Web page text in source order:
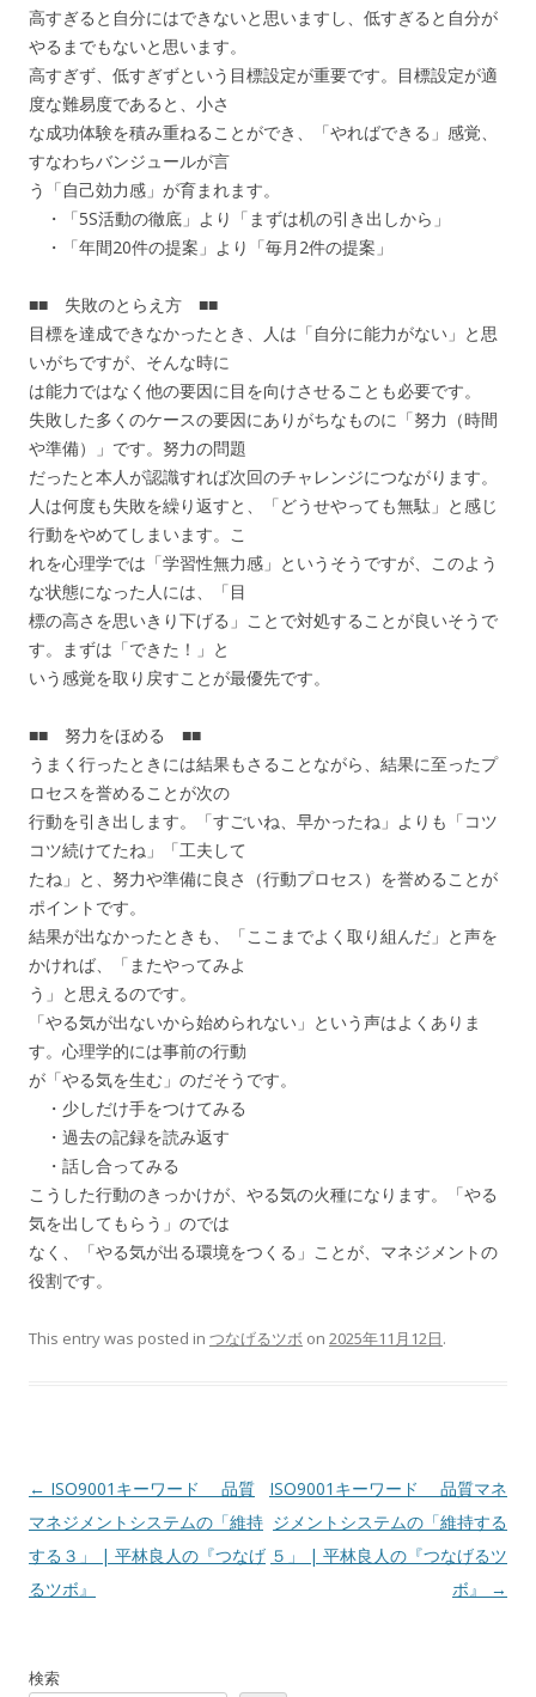
高すぎると自分にはできないと思いますし、低すぎると自分が
やるまでもないと思います。
高すぎず、低すぎずという目標設定が重要です。目標設定が適
度な難易度であると、小さ
な成功体験を積み重ねることができ、「やればできる」感覚、
すなわちバンジュールが言
う「自己効力感」が育まれます。
・「5S活動の徹底」より「まずは机の引き出しから」
・「年間20件の提案」より「毎月2件の提案」
■■ 失敗のとらえ方 ■■
目標を達成できなかったとき、人は「自分に能力がない」と思
いがちですが、そんな時に
は能力ではなく他の要因に目を向けさせることも必要です。
失敗した多くのケースの要因にありがちなものに「努力（時間
や準備）」です。努力の問題
だったと本人が認識すれば次回のチャレンジにつながります。
人は何度も失敗を繰り返すと、「どうせやっても無駄」と感じ
行動をやめてしまいます。こ
れを心理学では「学習性無力感」というそうですが、このよう
な状態になった人には、「目
標の高さを思いきり下げる」ことで対処することが良いそうで
す。まずは「できた！」と
いう感覚を取り戻すことが最優先です。
■■ 努力をほめる ■■
うまく行ったときには結果もさることながら、結果に至ったプ
ロセスを誉めることが次の
行動を引き出します。「すごいね、早かったね」よりも「コツ
コツ続けてたね」「工夫して
たね」と、努力や準備に良さ（行動プロセス）を誉めることが
ポイントです。
結果が出なかったときも、「ここまでよく取り組んだ」と声を
かければ、「またやってみよ
う」と思えるのです。
「やる気が出ないから始められない」という声はよくありま
す。心理学的には事前の行動
が「やる気を生む」のだそうです。
・少しだけ手をつけてみる
・過去の記録を読み返す
・話し合ってみる
こうした行動のきっかけが、やる気の火種になります。「やる
気を出してもらう」のでは
なく、「やる気が出る環境をつくる」ことが、マネジメントの
役割です。
This entry was posted in つなげるツボ on 2025年11月12日.
Post navigation
← ISO9001キーワード 品質
マネジメントシステムの「維持
する３」 | 平林良人の『つなげ
るツボ』
ISO9001キーワード 品質マネ
ジメントシステムの「維持する
５」 | 平林良人の『つなげるツ
ボ』
→
検索